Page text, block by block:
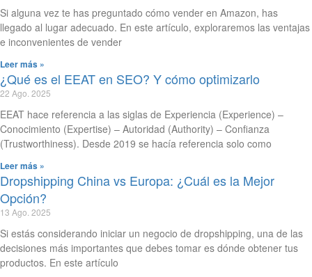
Si alguna vez te has preguntado cómo vender en Amazon, has
llegado al lugar adecuado. En este artículo, exploraremos las ventajas
e inconvenientes de vender
Leer más »
¿Qué es el EEAT en SEO? Y cómo optimizarlo
22 Ago. 2025
EEAT hace referencia a las siglas de Experiencia (Experience) –
Conocimiento (Expertise) – Autoridad (Authority) – Confianza
(Trustworthiness). Desde 2019 se hacía referencia solo como
Leer más »
Dropshipping China vs Europa: ¿Cuál es la Mejor
Opción?
13 Ago. 2025
Si estás considerando iniciar un negocio de dropshipping, una de las
decisiones más importantes que debes tomar es dónde obtener tus
productos. En este artículo